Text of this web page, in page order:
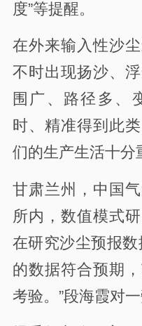
度”等提醒。
在外来输入性沙
不时出现扬沙、
围广、路径多、
时、精准得到此
们的生产生活十分
甘肃兰州，中国
所内，数值模式
在研究沙尘预报
的数据符合预期
考验。”段海霞对